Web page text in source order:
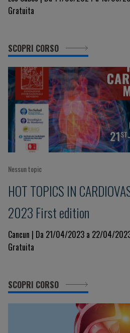
Gratuita
SCOPRI CORSO
Nessun topic
HOT TOPICS IN
2023 First edition
Cancun | Da 21/04/2023 a 22/04/
Gratuita
SCOPRI CORSO